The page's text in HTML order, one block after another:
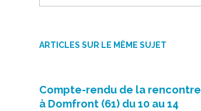
ARTICLES SUR LE MÊME SUJET
Compte-rendu de la rencontre
à Domfront (61) du 10 au 14